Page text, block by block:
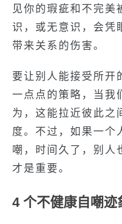
见你的瑕疵和不完美
识，或无意识，会凭
带来关系的伤害。
要让别人能接受所开
一点点的策略，当我
为，这能拉近彼此之
度。不过，如果一个
嘲，时间久了，别人
才是重要。
4 个不健康自嘲迹